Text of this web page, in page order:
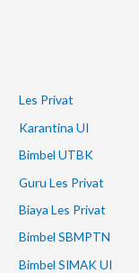
Les Privat
Karantina UI
Bimbel UTBK
Guru Les Privat
Biaya Les Privat
Bimbel SBMPTN
Bimbel SIMAK UI